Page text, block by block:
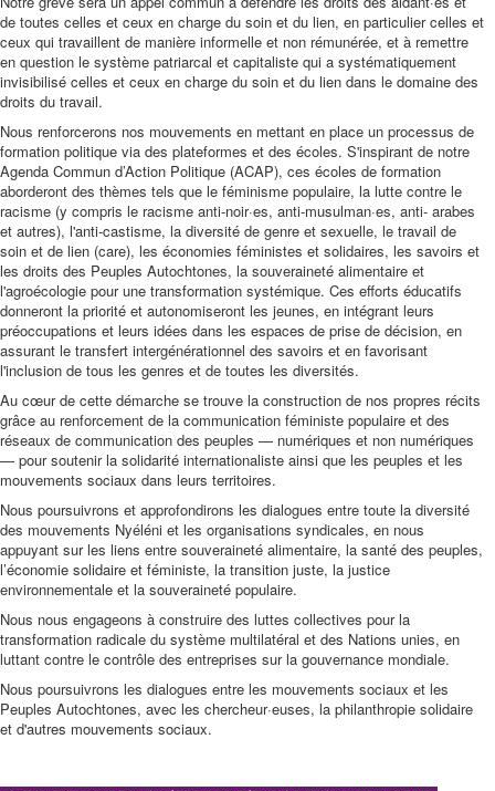
de toutes celles et ceux en charge du soin et du lien, en particulier celles et
ceux qui travaillent de manière informelle et non rémunérée, et à remettre
en question le système patriarcal et capitaliste qui a systématiquement
invisibilisé celles et ceux en charge du soin et du lien dans le domaine des
droits du travail.
Nous renforcerons nos mouvements en mettant en place un processus de
formation politique via des plateformes et des écoles. S'inspirant de notre
Agenda Commun d’Action Politique (ACAP), ces écoles de formation
aborderont des thèmes tels que le féminisme populaire, la lutte contre le
racisme (y compris le racisme anti-noir·es, anti-musulman·es, anti- arabes
et autres), l'anti-castisme, la diversité de genre et sexuelle, le travail de
soin et de lien (care), les économies féministes et solidaires, les savoirs et
les droits des Peuples Autochtones, la souveraineté alimentaire et
l'agroécologie pour une transformation systémique. Ces efforts éducatifs
donneront la priorité et autonomiseront les jeunes, en intégrant leurs
préoccupations et leurs idées dans les espaces de prise de décision, en
assurant le transfert intergénérationnel des savoirs et en favorisant
l'inclusion de tous les genres et de toutes les diversités.
Au cœur de cette démarche se trouve la construction de nos propres récits
grâce au renforcement de la communication féministe populaire et des
réseaux de communication des peuples — numériques et non numériques
— pour soutenir la solidarité internationaliste ainsi que les peuples et les
mouvements sociaux dans leurs territoires.
Nous poursuivrons et approfondirons les dialogues entre toute la diversité
des mouvements Nyéléni et les organisations syndicales, en nous
appuyant sur les liens entre souveraineté alimentaire, la santé des peuples,
l’économie solidaire et féministe, la transition juste, la justice
environnementale et la souveraineté populaire.
Nous nous engageons à construire des luttes collectives pour la
transformation radicale du système multilatéral et des Nations unies, en
luttant contre le contrôle des entreprises sur la gouvernance mondiale.
Nous poursuivrons les dialogues entre les mouvements sociaux et les
Peuples Autochtones, avec les chercheur·euses, la philanthropie solidaire
et d'autres mouvements sociaux.